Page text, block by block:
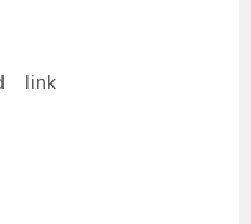
link